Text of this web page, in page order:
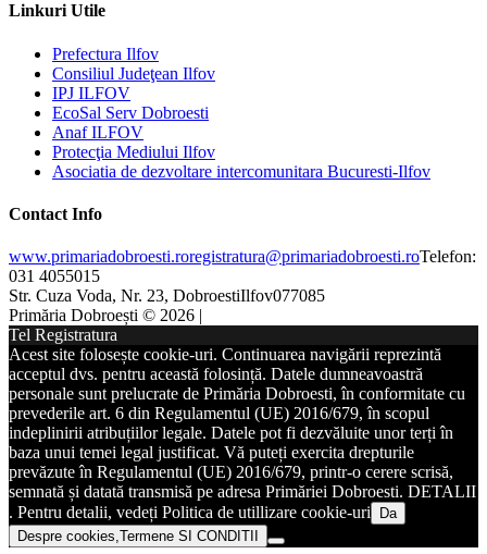
Linkuri Utile
Prefectura Ilfov
Consiliul Judeţean Ilfov
IPJ ILFOV
EcoSal Serv Dobroesti
Anaf ILFOV
Protecţia Mediului Ilfov
Asociatia de dezvoltare intercomunitara Bucuresti-Ilfov
Contact Info
www.primariadobroesti.roregistratura@primariadobroesti.roTelefon:
031 4055015
Str. Cuza Voda, Nr. 23, DobroestiIlfov077085
Primăria Dobroești © 2026 |
Tel Registratura
Acest site folosește cookie-uri. Continuarea navigării reprezintă
acceptul dvs. pentru această folosință. Datele dumneavoastră
personale sunt prelucrate de Primăria Dobroesti, în conformitate cu
prevederile art. 6 din Regulamentul (UE) 2016/679, în scopul
indeplinirii atribuțiilor legale. Datele pot fi dezvăluite unor terți în
baza unui temei legal justificat. Vă puteți exercita drepturile
prevăzute în Regulamentul (UE) 2016/679, printr-o cerere scrisă,
semnată și datată transmisă pe adresa Primăriei Dobroesti. DETALII
. Pentru detalii, vedeți Politica de utillizare cookie-uri
Da
Despre cookies,Termene SI CONDITII